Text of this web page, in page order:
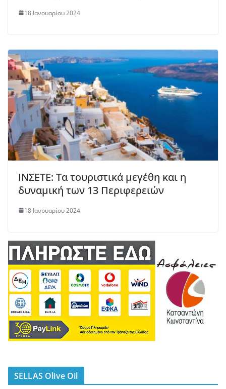
18 Ιανουαρίου 2024
INΣΕΤΕ: Τα τουριστικά μεγέθη και η
δυναμική των 13 Περιφερειών
18 Ιανουαρίου 2024
SELLAS Olive Oil